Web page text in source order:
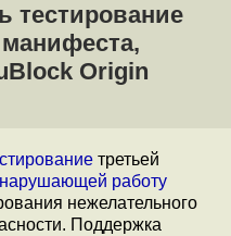
тестирование
Origin
третьей
нарушающей работу
нежелательного
Поддержка